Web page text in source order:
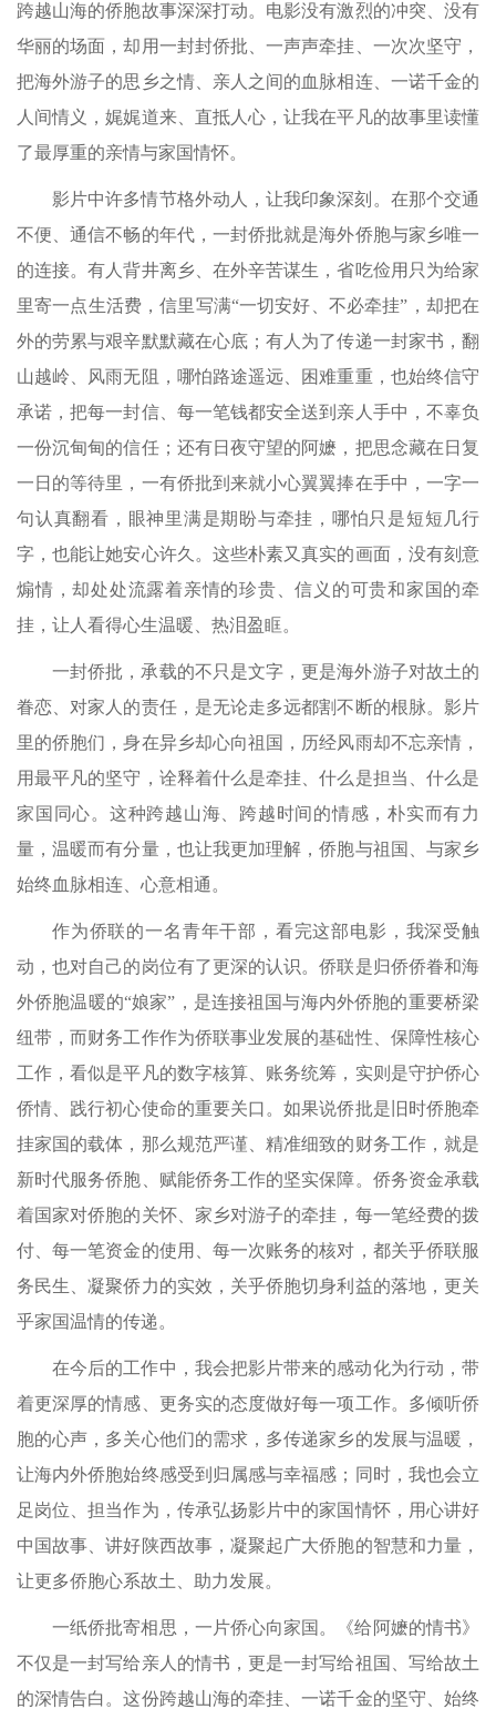
跨越山海的侨胞故事深深打动。电影没有激烈的冲突、没有
华丽的场面，却用一封封侨批、一声声牵挂、一次次坚守，
把海外游子的思乡之情、亲人之间的血脉相连、一诺千金的
人间情义，娓娓道来、直抵人心，让我在平凡的故事里读懂
了最厚重的亲情与家国情怀。
影片中许多情节格外动人，让我印象深刻。在那个交通
不便、通信不畅的年代，一封侨批就是海外侨胞与家乡唯一
的连接。有人背井离乡、在外辛苦谋生，省吃俭用只为给家
里寄一点生活费，信里写满“一切安好、不必牵挂”，却把在
外的劳累与艰辛默默藏在心底；有人为了传递一封家书，翻
山越岭、风雨无阻，哪怕路途遥远、困难重重，也始终信守
承诺，把每一封信、每一笔钱都安全送到亲人手中，不辜负
一份沉甸甸的信任；还有日夜守望的阿嬷，把思念藏在日复
一日的等待里，一有侨批到来就小心翼翼捧在手中，一字一
句认真翻看，眼神里满是期盼与牵挂，哪怕只是短短几行
字，也能让她安心许久。这些朴素又真实的画面，没有刻意
煽情，却处处流露着亲情的珍贵、信义的可贵和家国的牵
挂，让人看得心生温暖、热泪盈眶。
一封侨批，承载的不只是文字，更是海外游子对故土的
眷恋、对家人的责任，是无论走多远都割不断的根脉。影片
里的侨胞们，身在异乡却心向祖国，历经风雨却不忘亲情，
用最平凡的坚守，诠释着什么是牵挂、什么是担当、什么是
家国同心。这种跨越山海、跨越时间的情感，朴实而有力
量，温暖而有分量，也让我更加理解，侨胞与祖国、与家乡
始终血脉相连、心意相通。
作为侨联的一名青年干部，看完这部电影，我深受触
动，也对自己的岗位有了更深的认识。侨联是归侨侨眷和海
外侨胞温暖的“娘家”，是连接祖国与海内外侨胞的重要桥梁
纽带，而财务工作作为侨联事业发展的基础性、保障性核心
工作，看似是平凡的数字核算、账务统筹，实则是守护侨心
侨情、践行初心使命的重要关口。如果说侨批是旧时侨胞牵
挂家国的载体，那么规范严谨、精准细致的财务工作，就是
新时代服务侨胞、赋能侨务工作的坚实保障。侨务资金承载
着国家对侨胞的关怀、家乡对游子的牵挂，每一笔经费的拨
付、每一笔资金的使用、每一次账务的核对，都关乎侨联服
务民生、凝聚侨力的实效，关乎侨胞切身利益的落地，更关
乎家国温情的传递。
在今后的工作中，我会把影片带来的感动化为行动，带
着更深厚的情感、更务实的态度做好每一项工作。多倾听侨
胞的心声，多关心他们的需求，多传递家乡的发展与温暖，
让海内外侨胞始终感受到归属感与幸福感；同时，我也会立
足岗位、担当作为，传承弘扬影片中的家国情怀，用心讲好
中国故事、讲好陕西故事，凝聚起广大侨胞的智慧和力量，
让更多侨胞心系故土、助力发展。
一纸侨批寄相思，一片侨心向家国。《给阿嬷的情书》
不仅是一封写给亲人的情书，更是一封写给祖国、写给故土
的深情告白。这份跨越山海的牵挂、一诺千金的坚守、始终